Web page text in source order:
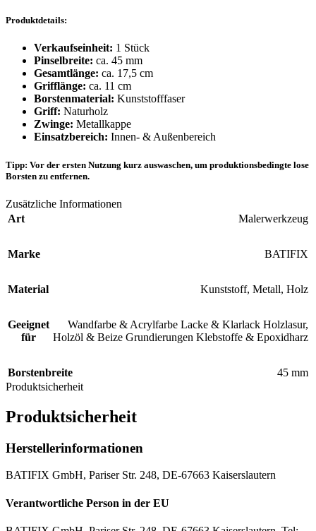
Produktdetails:
Verkaufseinheit: 1 Stück
Pinselbreite: ca. 45 mm
Gesamtlänge: ca. 17,5 cm
Grifflänge: ca. 11 cm
Borstenmaterial: Kunststofffaser
Griff: Naturholz
Zwinge: Metallkappe
Einsatzbereich: Innen- & Außenbereich
Tipp: Vor der ersten Nutzung kurz auswaschen, um produktionsbedingte lose
Borsten zu entfernen.
Zusätzliche Informationen
Art
Malerwerkzeug
Marke BATIFIX
Material Kunststoff, Metall, Holz
Geeignet
für
Wandfarbe & Acrylfarbe Lacke & Klarlack Holzlasur,
Holzöl & Beize Grundierungen Klebstoffe & Epoxidharz
Borstenbreite
45 mm
Produktsicherheit
Produktsicherheit
Herstellerinformationen
BATIFIX GmbH, Pariser Str. 248, DE-67663 Kaiserslautern
Verantwortliche Person in der EU